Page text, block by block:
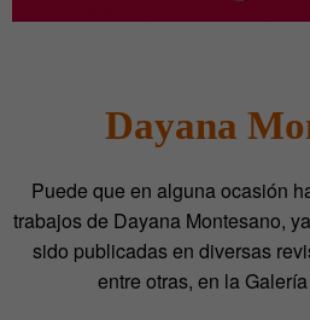
Dayana
Puede que en alguna ocasión
trabajos de Dayana Montesano,
sido publicadas en diversas
entre otras, en la